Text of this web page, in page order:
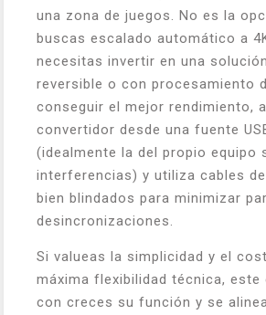
una zona de juegos. No es la
buscas escalado automático a
necesitas invertir en una
reversible o con procesamiento
conseguir el mejor rendimiento,
convertidor desde una fuente
(idealmente la del propio equipo
interferencias) y utiliza cables
bien blindados para minimizar
desincronizaciones.
Si valueas la simplicidad y el
máxima flexibilidad técnica, este
con creces su función y se